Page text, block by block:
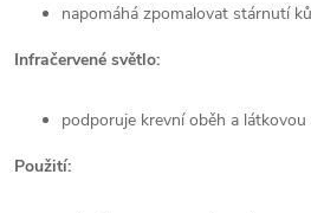
napomáhá zpomalovat stárnutí
Infračervené světlo:
podporuje krevní oběh a látkovou
Použití: